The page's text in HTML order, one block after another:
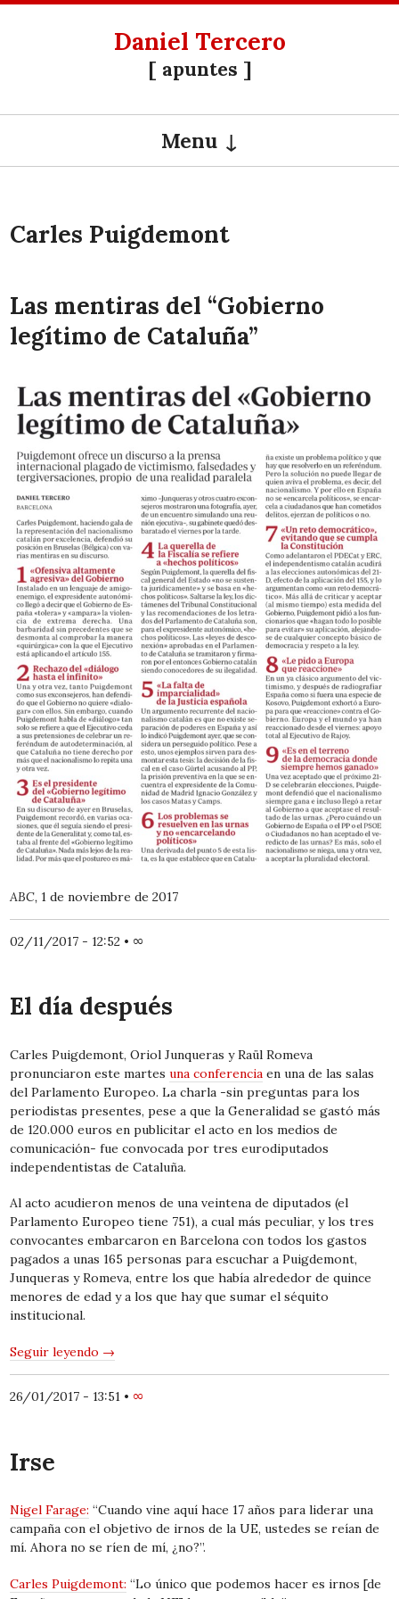
Daniel Tercero
[ apuntes ]
Menu
Carles Puigdemont
Las mentiras del “Gobierno
legítimo de Cataluña”
ABC, 1 de noviembre de 2017
02/11/2017 - 12:52 • ∞
El día después
Carles Puigdemont, Oriol Junqueras y Raül Romeva
pronunciaron este martesuna conferencia en una de las salas
del Parlamento Europeo. La charla -sin preguntas para los
periodistas presentes, pese a que la Generalidad se gastó más
de 120.000 euros en publicitar el acto en los medios de
comunicación- fue convocada por tres eurodiputados
independentistas de Cataluña.
Al acto acudieron menos de una veintena de diputados (el
Parlamento Europeo tiene 751), a cual más peculiar, y los tres
convocantes embarcaron en Barcelona con todos los gastos
pagados a unas 165 personas para escuchar a Puigdemont,
Junqueras y Romeva, entre los que había alrededor de quince
menores de edad y a los que hay que sumar el séquito
institucional.
Seguir leyendo →
26/01/2017 - 13:51 • ∞
Irse
Nigel Farage: “Cuando vine aquí hace 17 años para liderar una
campaña con el objetivo de irnos de la UE, ustedes se reían de
mí. Ahora no se ríen de mí, ¿no?”.
Carles Puigdemont: “Lo único que podemos hacer es irnos [de